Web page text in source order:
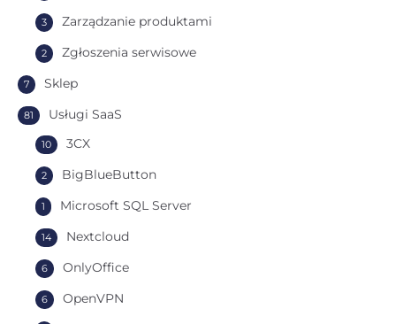
Zarządzanie produktami
3
Zgłoszenia serwisowe
2
Sklep
7
Usługi SaaS
81
3CX
10
BigBlueButton
2
Microsoft SQL Server
1
Nextcloud
14
OnlyOffice
6
OpenVPN
6